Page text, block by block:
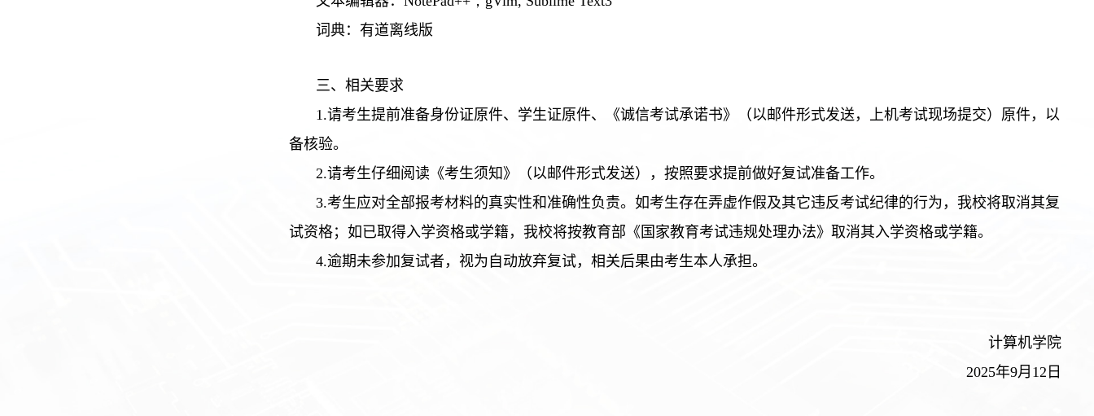
词典： 有道离线版
三、相关要求
1.请考生提前准备身份证原件、学生证原件、《诚信考试承诺书》（以邮件形式发送，上机考试现场提交）原件，以
备核验。
2.请考生仔细阅读《考生须知》（以邮件形式发送），按照要求提前做好复试准备工作。
3.考生应对全部报考材料的真实性和准确性负责。如考生存在弄虚作假及其它违反考试纪律的行为，我校将取消其复
试资格；如已取得入学资格或学籍，我校将按教育部《国家教育考试违规处理办法》取消其入学资格或学籍。
4.逾期未参加复试者，视为自动放弃复试，相关后果由考生本人承担。
计算机学院
2025年9月12日